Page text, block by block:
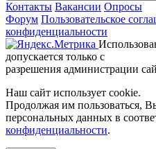
Контакты Вакансии Опросы
Форум Пользовательское
конфиденциальности
допускается только с
разрешения администрации
Наш сайт использует cookie.
Продолжая им пользоваться,
персональных данных в
конфиденциальности.